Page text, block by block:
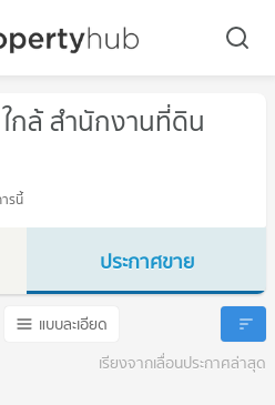
กล้ สำนักงานที่ดิน
ารนี้
ง
ประกาศขาย
สำนักงานที่ดินจังหวัดระยอง
แบบละเอียด
เรียงจากเลื่อนประกาศล่าสุด